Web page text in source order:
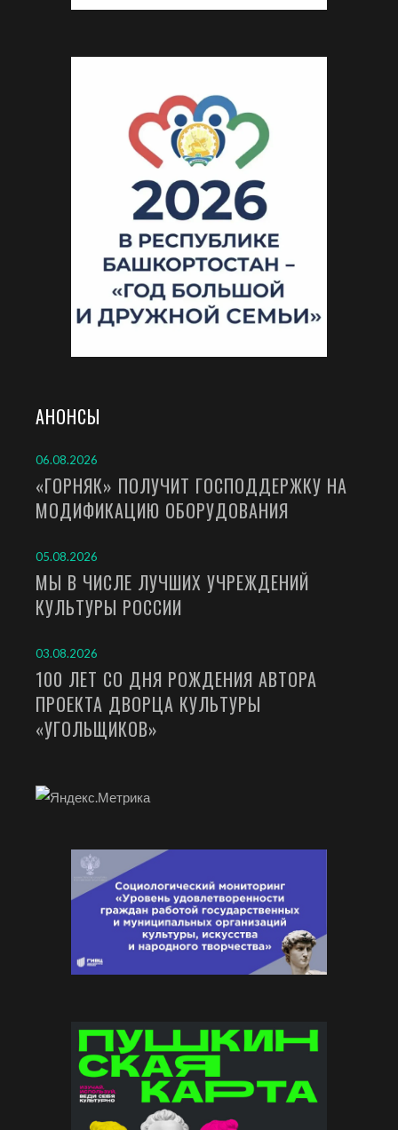
АНОНСЫ
06.08.2026
«ГОРНЯК» ПОЛУЧИТ ГОСПОДДЕРЖКУ НА
МОДИФИКАЦИЮ ОБОРУДОВАНИЯ
05.08.2026
МЫ В ЧИСЛЕ ЛУЧШИХ УЧРЕЖДЕНИЙ
КУЛЬТУРЫ РОССИИ
03.08.2026
100 ЛЕТ СО ДНЯ РОЖДЕНИЯ АВТОРА
ПРОЕКТА ДВОРЦА КУЛЬТУРЫ
«УГОЛЬЩИКОВ»